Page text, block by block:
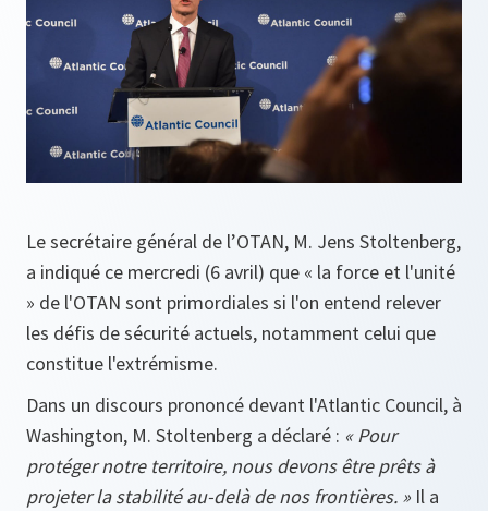
Le secrétaire général de l’OTAN, M. Jens Stoltenberg,
a indiqué ce mercredi (6 avril) que « la force et l'unité
» de l'OTAN sont primordiales si l'on entend relever
les défis de sécurité actuels, notamment celui que
constitue l'extrémisme.
Dans un discours prononcé devant l'Atlantic Council, à
Washington, M. Stoltenberg a déclaré : « Pour
protéger notre territoire, nous devons être prêts à
projeter la stabilité au-delà de nos frontières. » Il a